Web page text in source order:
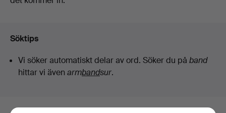
Svensson
Kalmar
Söktips
Vi söker automatiskt delar av ord. Söker du på band
hittar vi även armbandsur.